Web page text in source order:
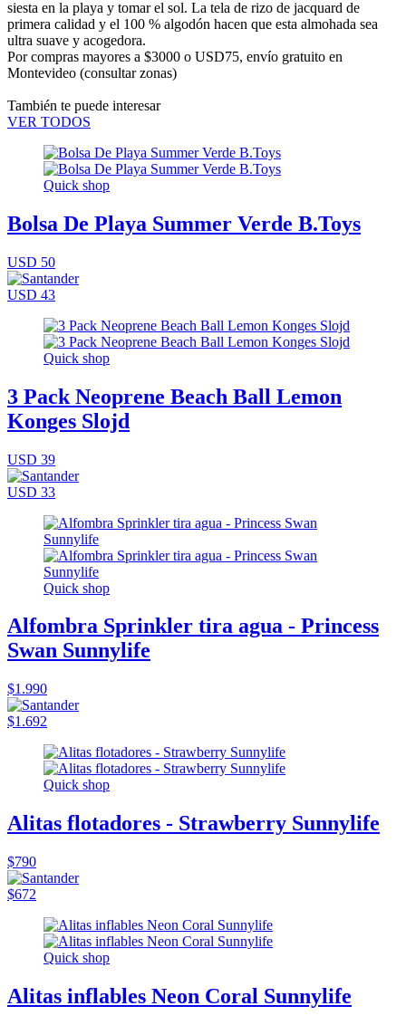
siesta en la playa y tomar el sol. La tela de rizo de jacquard de
primera calidad y el 100 % algodón hacen que esta almohada sea
ultra suave y acogedora.
Por compras mayores a $3000 o USD75, envío gratuito en
Montevideo (consultar zonas)
También te puede interesar
VER TODOS
Quick shop
Bolsa De Playa Summer Verde B.Toys
USD 50
USD 43
Quick shop
3 Pack Neoprene Beach Ball Lemon
Konges Slojd
USD 39
USD 33
Quick shop
Alfombra Sprinkler tira agua - Princess
Swan Sunnylife
$1.990
$1.692
Quick shop
Alitas flotadores - Strawberry Sunnylife
$790
$672
Quick shop
Alitas inflables Neon Coral Sunnylife